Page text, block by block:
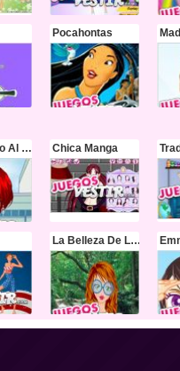
Pocahontas
De Regreso Al Colegio Chica Manga
La Belleza De La Cascada